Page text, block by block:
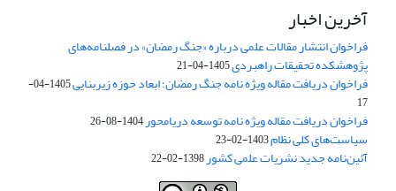
آخرین اخبار
فراخوان انتشار مقالات علمی درباره «جنگ رمضان» در فصلنامه‌های
پژوهشکده تحقیقات راهبردی1405-04-21
فراخوان دریافت مقاله ویژه نامه جنگ رمضان؛ ابعاد حوزه زیربنایی
1405-04-
17
فراخوان دریافت مقاله ویژه نامه توسعه دریامحور1404-08-26
سیاست‌های کلی نظام1403-02-23
آئین‌نامه جدید نشریات علمی کشور1398-02-22